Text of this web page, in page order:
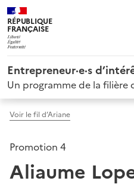
RÉPUBLIQUE
FRANÇAISE
Entrepreneur·e·s
Un programme de la filière
Voir le fil d’Ariane
Promotion 4
Aliaume